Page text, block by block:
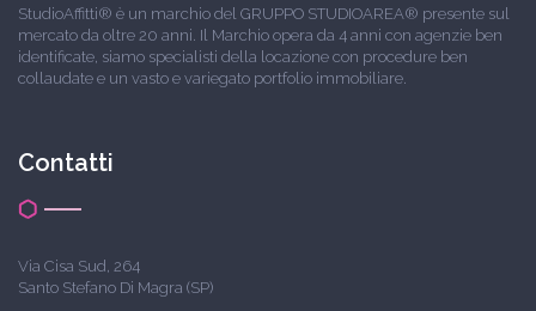
StudioAffitti® è un marchio del GRUPPO STUDIOAREA® presente sul
mercato da oltre 20 anni. Il Marchio opera da 4 anni con agenzie ben
identificate, siamo specialisti della locazione con procedure ben
collaudate e un vasto e variegato portfolio immobiliare.
Contatti
Via Cisa Sud, 264
Santo Stefano Di Magra (SP)